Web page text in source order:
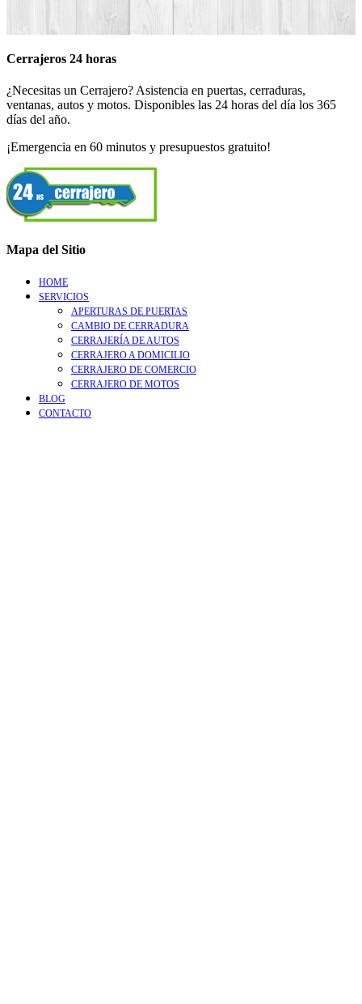
Cerrajeros 24 horas
¿Necesitas un Cerrajero? Asistencia en puertas, cerraduras,
ventanas, autos y motos. Disponibles las 24 horas del día los 365
días del año.
¡Emergencia en 60 minutos y presupuestos gratuito!
Mapa del Sitio
HOME
SERVICIOS
APERTURAS DE PUERTAS
CAMBIO DE CERRADURA
CERRAJERÍA DE AUTOS
CERRAJERO A DOMICILIO
CERRAJERO DE COMERCIO
CERRAJERO DE MOTOS
BLOG
CONTACTO